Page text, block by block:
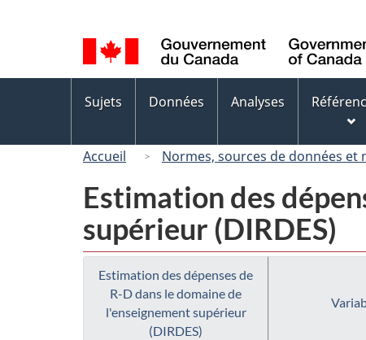
de
la
langue
des
Sujets Données Analyses
Accueil Normes, sources de données et
Estimation des
supérieur (DIRDES)
Estimation des dépenses de
R-D dans le domaine de
l'enseignement supérieur
(DIRDES)